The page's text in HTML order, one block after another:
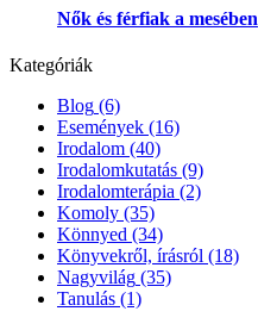
Nők és férfiak a mesében
Kategóriák
Blog (6)
Események (16)
Irodalom (40)
Irodalomkutatás (9)
Irodalomterápia (2)
Komoly (35)
Könnyed (34)
Könyvekről, írásról (18)
Nagyvilág (35)
Tanulás (1)